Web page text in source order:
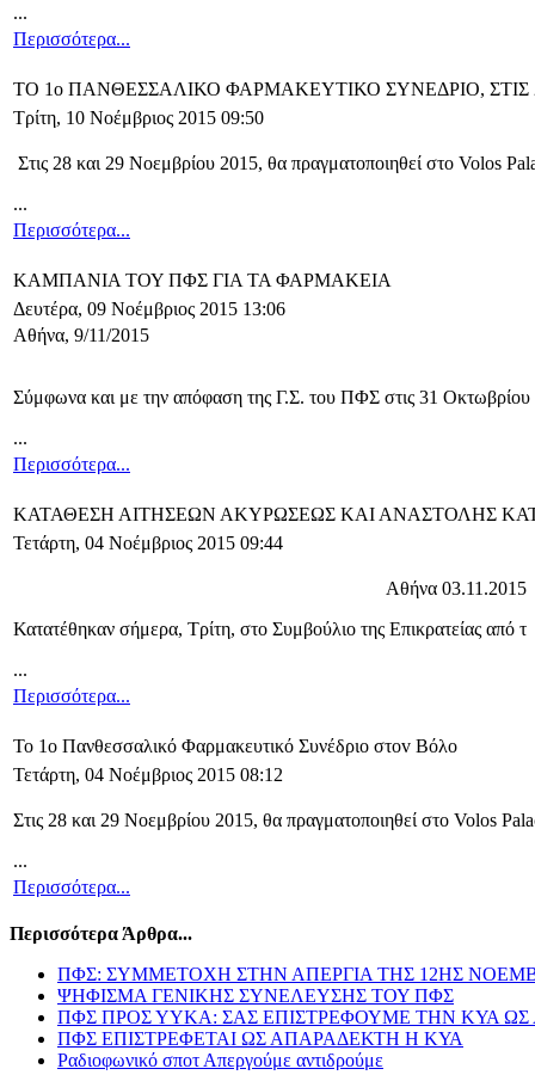
...
Περισσότερα...
ΤΟ 1ο ΠΑΝΘΕΣΣΑΛΙΚΟ ΦΑΡΜΑΚΕΥΤΙΚΟ ΣΥΝΕΔΡΙΟ,
Τρίτη, 10 Νοέμβριος 2015 09:50
Στις 28 και 29 Νοεμβρίου 2015, θα πραγματοποιηθεί στο Volos
...
Περισσότερα...
ΚΑΜΠΑΝΙΑ ΤΟΥ ΠΦΣ ΓΙΑ ΤΑ ΦΑΡΜΑΚΕΙΑ
Δευτέρα, 09 Νοέμβριος 2015 13:06
Αθήνα, 9/11/2015
Σύμφωνα και με την απόφαση της Γ.Σ. του ΠΦΣ στις 31 Οκτωβρίου
...
Περισσότερα...
ΚΑΤΑΘΕΣΗ ΑΙΤΗΣΕΩΝ ΑΚΥΡΩΣΕΩΣ ΚΑΙ ΑΝΑΣΤΟΛΗΣ
Τετάρτη, 04 Νοέμβριος 2015 09:44
Αθήνα 03.11.2015
Κατατέθηκαν σήμερα, Τρίτη, στο Συμβούλιο της Επικρατείας από τ
...
Περισσότερα...
Το 1o Πανθεσσαλικό Φαρμακευτικό Συνέδριο στοv Βόλο
Τετάρτη, 04 Νοέμβριος 2015 08:12
Στις 28 και 29 Νοεμβρίου 2015, θα πραγματοποιηθεί στο Volos
...
Περισσότερα...
Περισσότερα Άρθρα...
ΠΦΣ: ΣΥΜΜΕΤΟΧΗ ΣΤΗΝ ΑΠΕΡΓΙΑ ΤΗΣ 12ΗΣ
ΨΗΦΙΣΜΑ ΓΕΝΙΚΗΣ ΣΥΝΕΛΕΥΣΗΣ ΤΟΥ ΠΦΣ
ΠΦΣ ΠΡΟΣ ΥΥΚΑ: ΣΑΣ ΕΠΙΣΤΡΕΦΟΥΜΕ ΤΗΝ ΚΥΑ
ΠΦΣ ΕΠΙΣΤΡΕΦΕΤΑΙ ΩΣ ΑΠΑΡΑΔΕΚΤΗ Η ΚΥΑ
Ραδιοφωνικό σποτ Απεργούμε αντιδρούμε